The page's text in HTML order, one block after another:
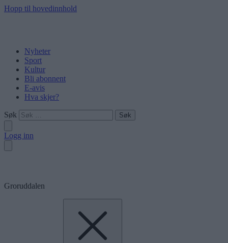
Hopp til hovedinnhold
Nyheter
Sport
Kultur
Bli abonnent
E-avis
Hva skjer?
Søk
Logg inn
Groruddalen